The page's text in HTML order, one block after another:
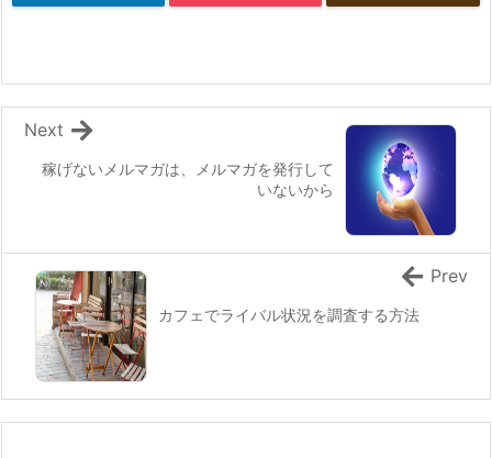
稼げないメルマガは、メルマガを発行して
いないから
Next
カフェでライバル状況を調査する方法
Prev